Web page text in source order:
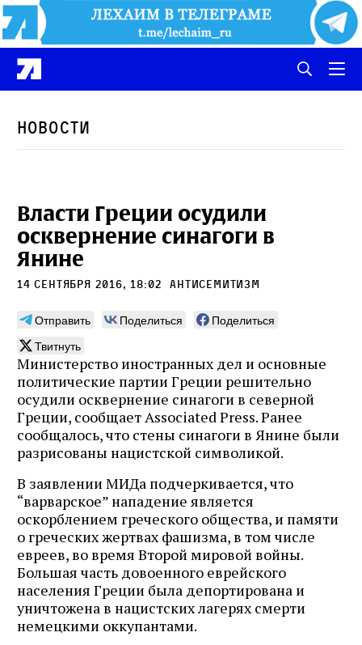
Новости
Власти Греции осудили
осквернение синагоги в
Янине
14 сентября 2016, 18:02 антисемитизм
Отправить Поделиться
Поделиться
Твитнуть
Министерство иностранных дел и основные
политические партии Греции решительно
осудили осквернение синагоги в северной
Греции, сообщает Associated Press. Ранее
сообщалось, что стены синагоги в Янине были
разрисованы нацистской символикой.
В заявлении МИДа подчеркивается, что
“варварское” нападение является
оскорблением греческого общества, и памяти
о греческих жертвах фашизма, в том числе
евреев, во время Второй мировой войны.
Большая часть довоенного еврейского
населения Греции была депортирована и
уничтожена в нацистских лагерях смерти
немецкими оккупантами.